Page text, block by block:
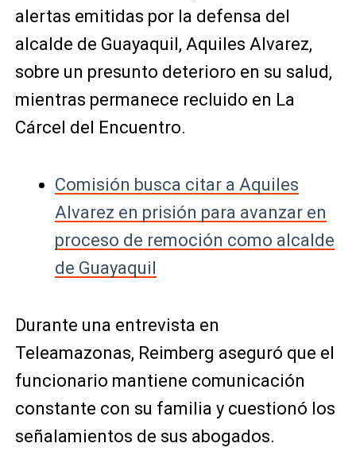
alertas emitidas por la defensa del
alcalde de Guayaquil , Aquiles Alvarez,
sobre un presunto deterioro en su salud,
mientras permanece recluido en La
Cárcel del Encuentro.
Comisión busca citar a Aquiles
Alvarez en prisión para avanzar en
proceso de remoción como alcalde
de Guayaquil
Durante una entrevista en
Teleamazonas, Reimberg aseguró que el
funcionario mantiene comunicación
constante con su familia y cuestionó los
señalamientos de sus abogados.